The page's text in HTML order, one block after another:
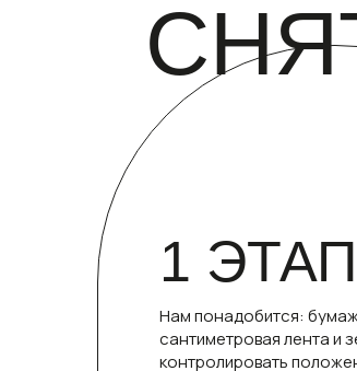
1 ЭТАП
Нам понадобится:
сантиметровая лента и
контролировать